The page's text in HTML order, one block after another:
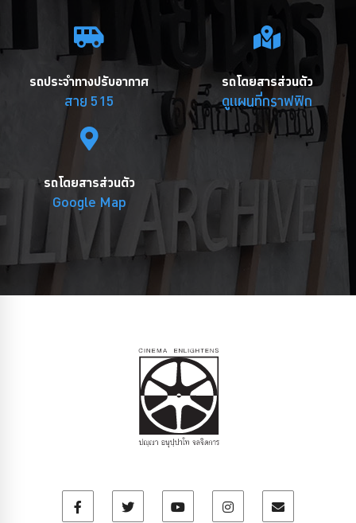
รถประจำทางปรับอากาศ
สาย 515
รถโดยสารส่วนตัว
ดูแผนที่กราฟฟิก
รถโดยสารส่วนตัว
Google Map